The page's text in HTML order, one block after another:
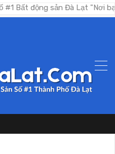
sản Đà Lạt "Nơi bạn tìm